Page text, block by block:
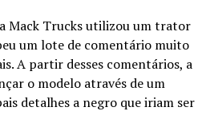
Mack Trucks utilizou um trator
um lote de comentário muito
A partir desses comentários, a
o modelo através de um
detalhes a negro que iriam ser